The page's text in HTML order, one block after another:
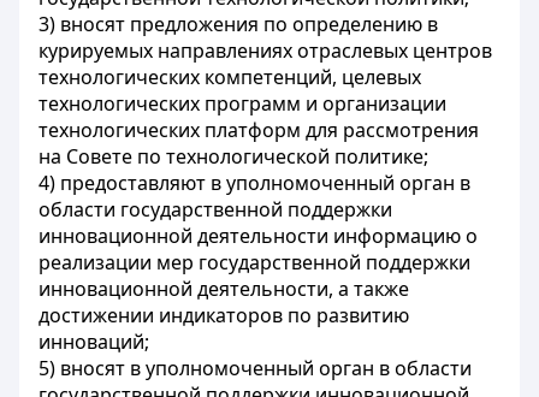
3) вносят предложения по определению в
курируемых направлениях отраслевых центров
технологических компетенций, целевых
технологических программ и организации
технологических платформ для рассмотрения
на Совете по технологической политике;
4) предоставляют в уполномоченный орган в
области государственной поддержки
инновационной деятельности информацию о
реализации мер государственной поддержки
инновационной деятельности, а также
достижении индикаторов по развитию
инноваций;
5) вносят в уполномоченный орган в области